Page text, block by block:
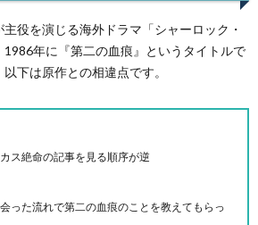
役を演じる海外ドラマ「シャーロック・
年に『第二の血痕』というタイトルで
下は原作との相違点です。
ス絶命の記事を見る順序が逆
った流れで第二の血痕のことを教えてもらっ